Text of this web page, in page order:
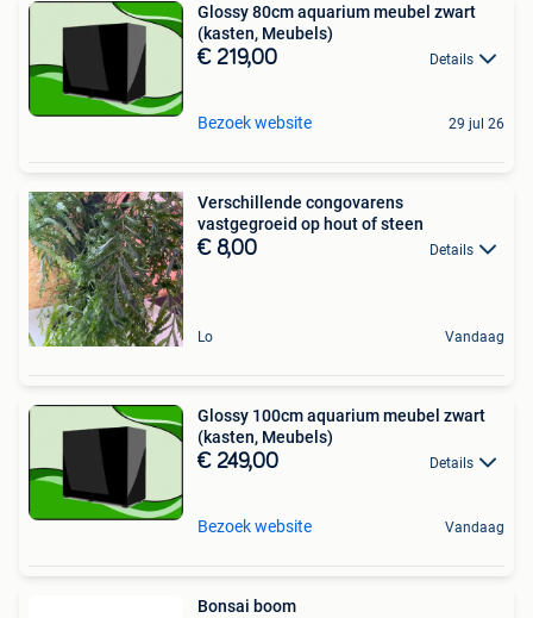
Glossy 80cm aquarium meubel zwart
(kasten, Meubels)
€ 219,00 Details
Bezoek website 29 jul 26
Verschillende congovarens
vastgegroeid op hout of steen
€ 8,00 Details
Lo Vandaag
Glossy 100cm aquarium meubel zwart
(kasten, Meubels)
€ 249,00 Details
Bezoek website Vandaag
Bonsai boom